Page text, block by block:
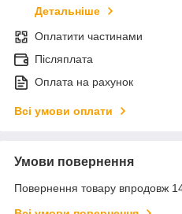
Детальніше
Оплатити частинами
Післяплата
Оплата на рахунок
Всі умови оплати
Умови повернення
Повернення товару впродовж